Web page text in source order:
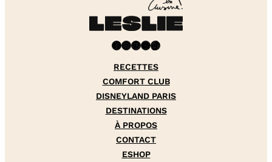
Facebook InstagramPinterest YouTube TikTok
RECETTES
COMFORT CLUB
DISNEYLAND PARIS
DESTINATIONS
À PROPOS
CONTACT
ESHOP